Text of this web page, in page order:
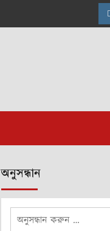
অনুসন্ধান
অনুসন্ধানঃ